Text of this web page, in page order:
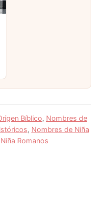
Bíblico, Nombres de
, Nombres de Niña
Romanos